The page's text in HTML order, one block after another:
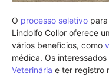
O processo seletivo para
Lindolfo Collor oferece
vários benefícios, como
médica. Os
Veterinária e ter registro